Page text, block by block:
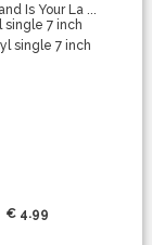
Is Your La ...
single 7 inch
€ 4.99